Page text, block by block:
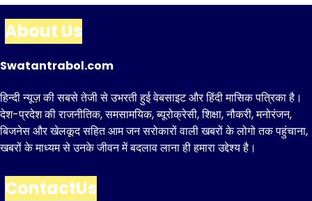
About Us
Swatantrabol.com
हिन्दी न्यूज़ की सबसे तेजी से उभरती हुई वेबसाइट और हिंदी मासिक पत्रिका है।
देश-प्रदेश की राजनीतिक, समसामयिक, ब्यूरोक्रेसी, शिक्षा, नौकरी, मनोरंजन,
बिजनेस और खेलकूद सहित आम जन सरोकारों वाली खबरों के लोगो तक पहुंचाना,
खबरों के माध्यम से उनके जीवन में बदलाव लाना ही हमारा उद्देश्य है।
ContactUs